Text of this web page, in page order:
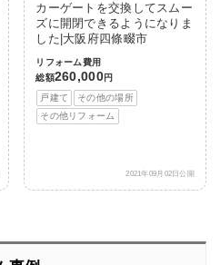
カーゲートを交換してスムー
ズに開閉できるようになりま
した|大阪府四條畷市
リフォーム費用
総額260,000円
戸建て
その他の場所
その他リフォーム
2021年09月02日公開